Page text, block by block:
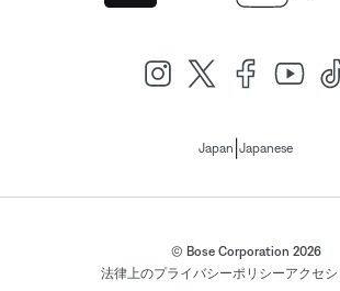
Japan Japanese
© Bose Corporation 2026
法律上のプライバシーポリシーアクセ